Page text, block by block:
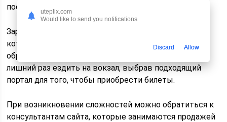
поездки.
Заранее необходимо собрать документы и вещи,
которые могут потребоваться в дороге. Главное
обратить внимание на то, что нет необходимости
лишний раз ездить на вокзал, выбрав подходящий
портал для того, чтобы приобрести билеты.
При возникновении сложностей можно обратиться к
консультантам сайта, которые занимаются продажей
uteplix.com
Would like to send you notifications
Discard Allow